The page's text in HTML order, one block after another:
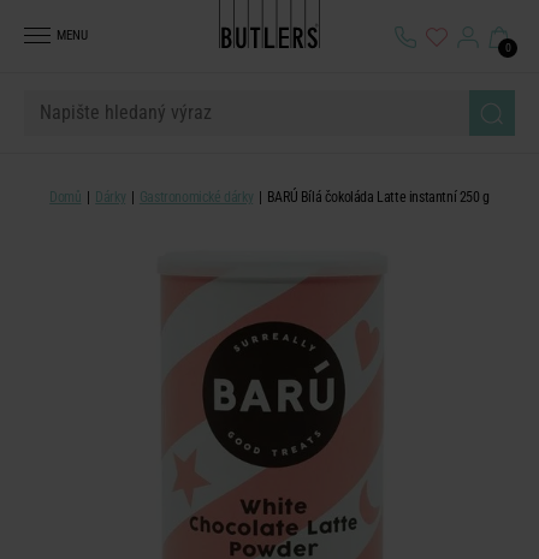
MENU
0
Domů Dárky Gastronomické dárky BARÚ Bílá čokoláda Latte instantní 250 g